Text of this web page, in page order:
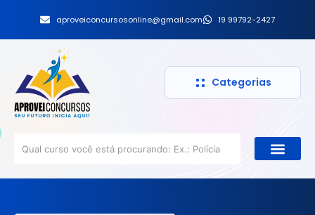
aproveiconcursosonline@gmail.com 19 99792-2427
Categorias